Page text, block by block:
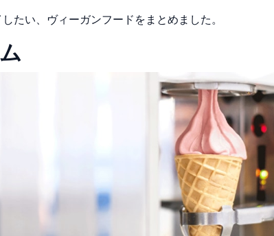
たい、ヴィーガンフードをまとめました。